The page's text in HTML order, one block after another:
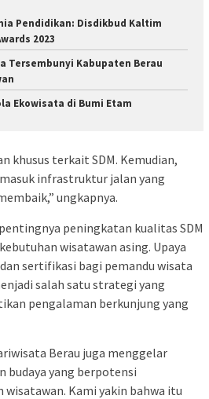
Pendidikan: Disdikbud Kaltim
2023
Tersembunyi Kabupaten Berau
Ekowisata di Bumi Etam
khusus terkait SDM. Kemudian,
infrastruktur jalan yang
ungkapnya.
peningkatan kualitas SDM
wisatawan asing. Upaya
sertifikasi bagi pemandu wisata
salah satu strategi yang
pengalaman berkunjung yang
Berau juga menggelar
budaya yang berpotensi
Kami yakin bahwa itu